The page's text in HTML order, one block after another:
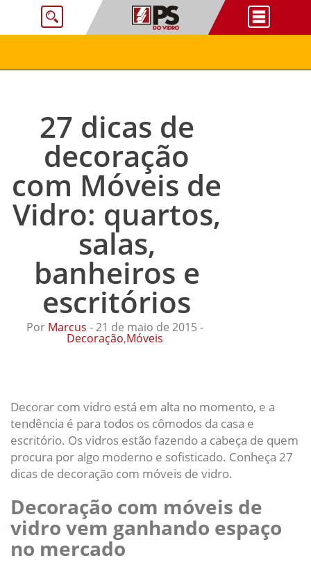
27 dicas de
decoração
com Móveis de
Vidro: quartos,
salas,
banheiros e
escritórios
Por Marcus - 21 de maio de 2015 -
Decoração,Móveis
Decorar com vidro está em alta no momento, e a
tendência é para todos os cômodos da casa e
escritório. Os vidros estão fazendo a cabeça de quem
procura por algo moderno e sofisticado. Conheça 27
dicas de decoração com móveis de vidro.
Decoração com móveis de
vidro vem ganhando espaço
no mercado